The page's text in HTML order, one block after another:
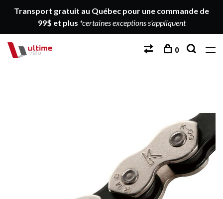
Transport gratuit au Québec pour une commande de
99$ et plus *certaines exceptions s'appliquent
0